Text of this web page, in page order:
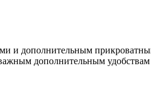
и дополнительным
дополнительным